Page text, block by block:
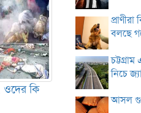
ওদের কি
বলছে
নিচে
আসল